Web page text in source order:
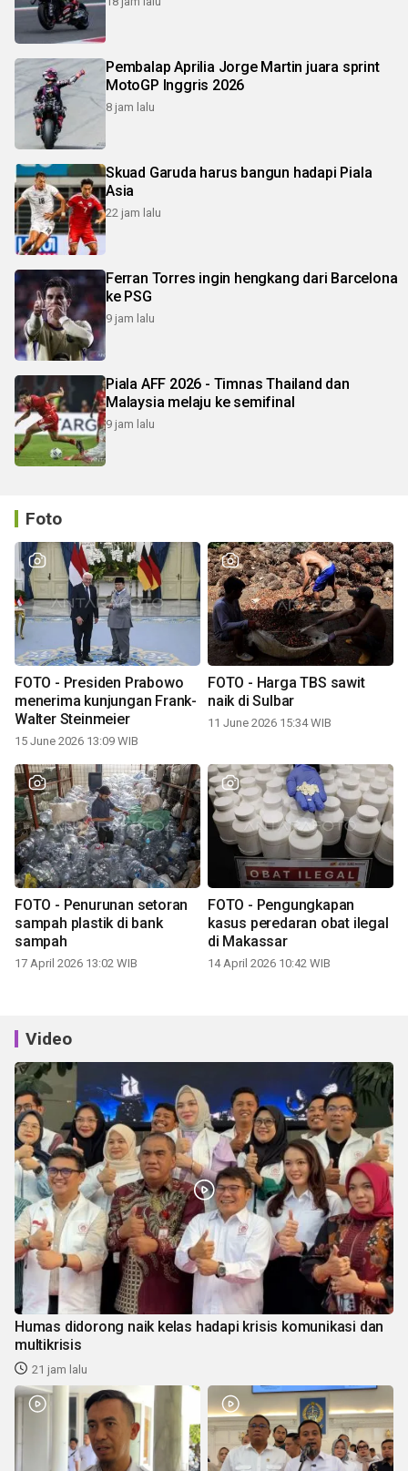
Pembalap Aprilia Jorge Martin juara sprint
MotoGP Inggris 2026
8 jam lalu
Skuad Garuda harus bangun hadapi Piala
Asia
22 jam lalu
Ferran Torres ingin hengkang dari Barcelona
ke PSG
9 jam lalu
Piala AFF 2026 - Timnas Thailand dan
Malaysia melaju ke semifinal
9 jam lalu
Foto
FOTO - Presiden Prabowo
menerima kunjungan Frank-
Walter Steinmeier
15 June 2026 13:09 WIB
FOTO - Harga TBS sawit
naik di Sulbar
11 June 2026 15:34 WIB
FOTO - Penurunan setoran
sampah plastik di bank
sampah
17 April 2026 13:02 WIB
FOTO - Pengungkapan
kasus peredaran obat ilegal
di Makassar
14 April 2026 10:42 WIB
Video
Humas didorong naik kelas hadapi krisis komunikasi dan
multikrisis
21 jam lalu